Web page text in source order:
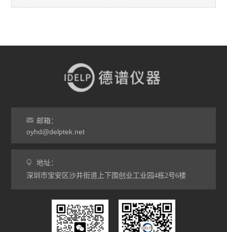
邮箱：
oyhd@delptek.net
地址：
深圳市宝安区沙井街道上下围创业工业园4栋2号6楼